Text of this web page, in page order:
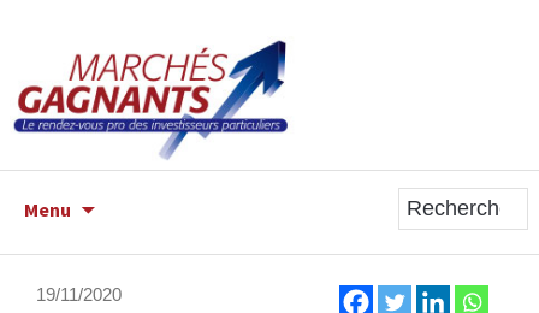
Menu
19/11/2020